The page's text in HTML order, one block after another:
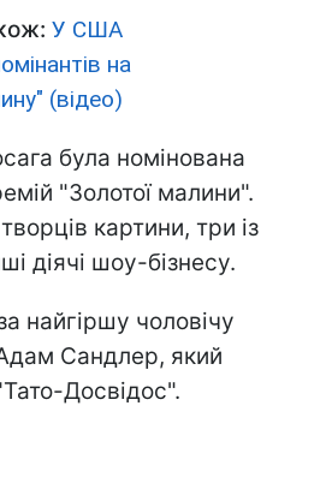
У США
на
(відео)
була номінована
"Золотої малини".
картини, три із
діячі шоу-бізнесу.
найгіршу чоловічу
Сандлер, який
Досвідос".